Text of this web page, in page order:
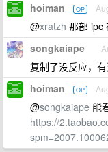
hoiman OP
@xratzh 那部 ipc
songkaiape
复制了没反应，
hoiman OP
@songkaiape 能
https://